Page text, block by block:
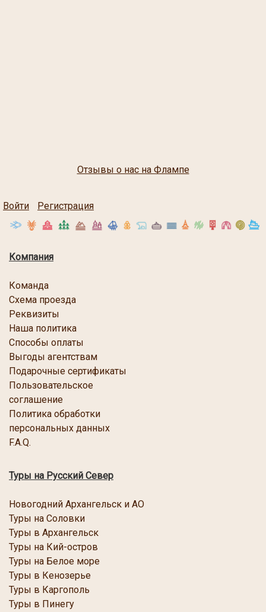
Отзывы о нас на Флампе
Войти Регистрация
Компания
Команда
Схема проезда
Реквизиты
Наша политика
Способы оплаты
Выгоды агентствам
Подарочные сертификаты
Пользовательское
соглашение
Политика обработки
персональных данных
F.A.Q.
Туры на Русский Север
Новогодний Архангельск и АО
Туры на Соловки
Туры в Архангельск
Туры на Кий-остров
Туры на Белое море
Туры в Кенозерье
Туры в Каргополь
Туры в Пинегу